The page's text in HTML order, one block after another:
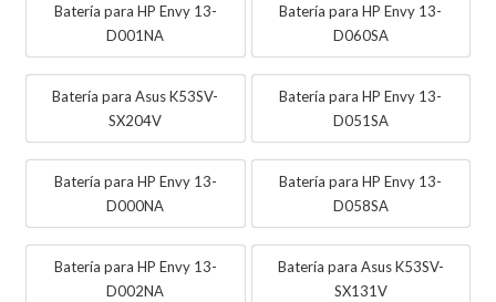
Batería para HP Envy 13-
D001NA
Batería para HP Envy 13-
D060SA
Batería para Asus K53SV-
SX204V
Batería para HP Envy 13-
D051SA
Batería para HP Envy 13-
D000NA
Batería para HP Envy 13-
D058SA
Batería para HP Envy 13-
D002NA
Batería para Asus K53SV-
SX131V